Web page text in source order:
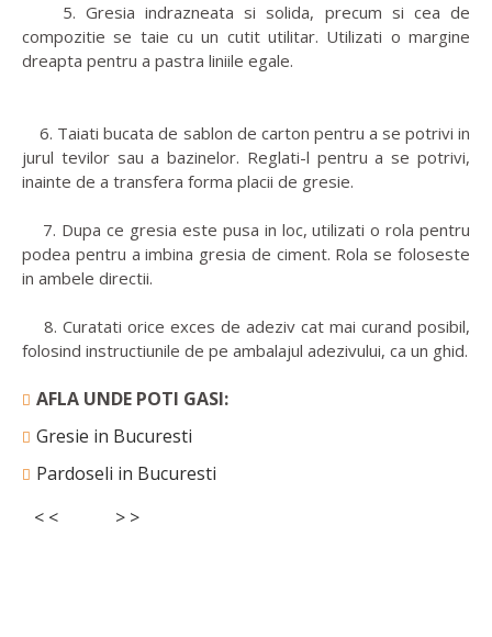
5. Gresia indrazneata si solida, precum si cea de
compozitie se taie cu un cutit utilitar. Utilizati o margine
dreapta pentru a pastra liniile egale.
6. Taiati bucata de sablon de carton pentru a se potrivi in
jurul tevilor sau a bazinelor. Reglati-l pentru a se potrivi,
inainte de a transfera forma placii de gresie.
7. Dupa ce gresia este pusa in loc, utilizati o rola pentru
podea pentru a imbina gresia de ciment. Rola se foloseste
in ambele directii.
8. Curatati orice exces de adeziv cat mai curand posibil,
folosind instructiunile de pe ambalajul adezivului, ca un ghid.
AFLA UNDE POTI GASI:
Gresie in Bucuresti
Pardoseli in Bucuresti
< <
> >